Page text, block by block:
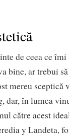
de ceea ce îmi
bine, ar trebui
mereu sceptică
dar, în lumea
către acest
y Landeta,